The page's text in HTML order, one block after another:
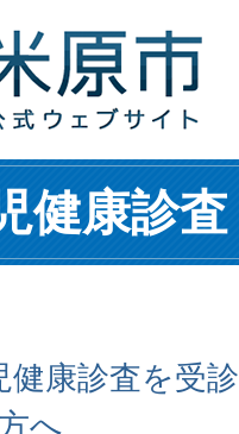
健康診査
健康診査を受診
へ